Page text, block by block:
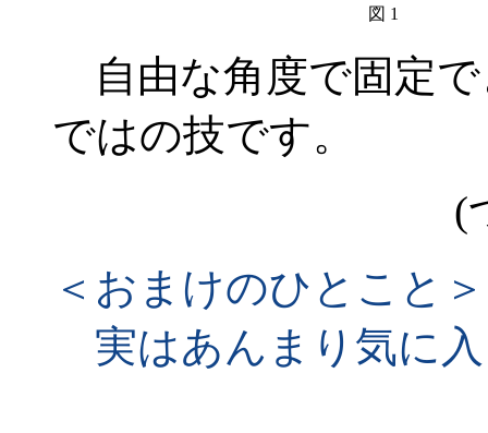
図 1
自由な角度で固定
ではの技です。
(
＜おまけのひとこと＞
実はあんまり気に